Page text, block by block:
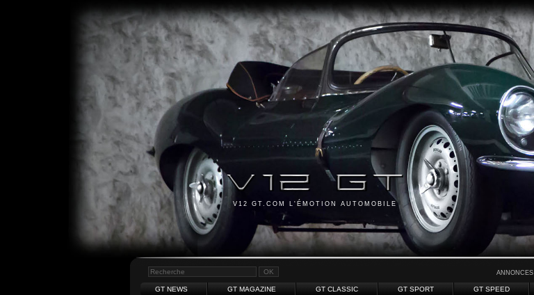
V12 GT.COM L'ÉMOTION AUTOMOBILE
ANNONCES
GT NEWS GT MAGAZINE GT CLASSIC GT SPORT GT SPEED